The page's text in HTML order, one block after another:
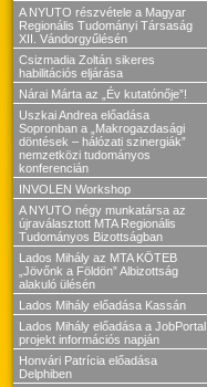
A NYUTO részvétele a Magyar
Regionális Tudományi Társaság
XII. Vándorgyűlésén
Csizmadia Zoltán sikeres
habilitációs eljárása
Nárai Márta az „Év kutatónője”!
Uszkai Andrea előadása
Sopronban a „Makrogazdasági
döntések – hálózati szinergiák”
nemzetközi tudományos
konferencián
INVOLEN Workshop
A NYUTO négy munkatársa az
újraválasztott MTA Regionális
Tudományos Bizottságban
Lados Mihály az MTA KÖTEB
„Jövőnk a Földön” Albizottság
alakuló ülésén
Lados Mihály előadása Kassán
Lados Mihály előadása a JobPortal
projekt információs napján
Honvári Patrícia előadása
Delphiben